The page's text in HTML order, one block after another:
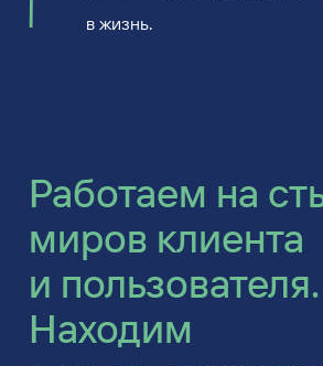
в жизнь.
Работаем на
миров клиента
и пользователя.
Находим